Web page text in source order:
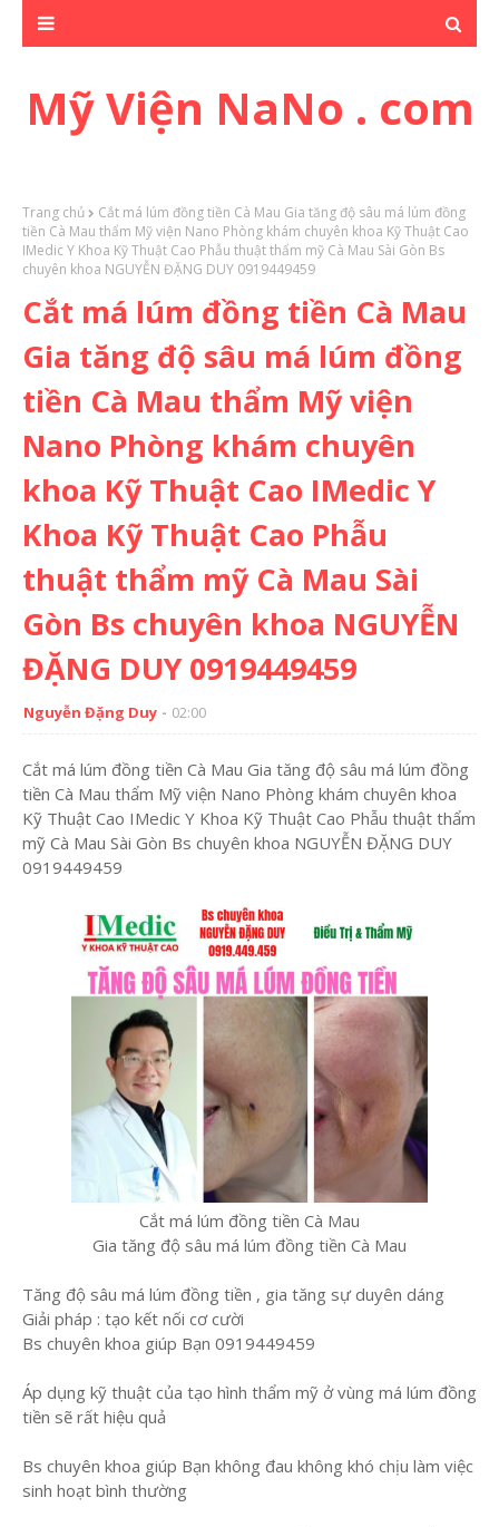
Mỹ Viện NaNo . com
Trang chủ
Cắt má lúm đồng tiền Cà Mau Gia tăng độ sâu má lúm đồng
tiền Cà Mau thẩm Mỹ viện Nano Phòng khám chuyên khoa Kỹ Thuật Cao
IMedic Y Khoa Kỹ Thuật Cao Phẫu thuật thẩm mỹ Cà Mau Sài Gòn Bs
chuyên khoa NGUYỄN ĐẶNG DUY 0919449459
Cắt má lúm đồng tiền Cà Mau
Gia tăng độ sâu má lúm đồng
tiền Cà Mau thẩm Mỹ viện
Nano Phòng khám chuyên
khoa Kỹ Thuật Cao IMedic Y
Khoa Kỹ Thuật Cao Phẫu
thuật thẩm mỹ Cà Mau Sài
Gòn Bs chuyên khoa NGUYỄN
ĐẶNG DUY 0919449459
Nguyễn Đặng Duy 02:00
Cắt má lúm đồng tiền Cà Mau Gia tăng độ sâu má lúm đồng
tiền Cà Mau thẩm Mỹ viện Nano Phòng khám chuyên khoa
Kỹ Thuật Cao IMedic Y Khoa Kỹ Thuật Cao Phẫu thuật thẩm
mỹ Cà Mau Sài Gòn Bs chuyên khoa NGUYỄN ĐẶNG DUY
0919449459
Cắt má lúm đồng tiền Cà Mau
Gia tăng độ sâu má lúm đồng tiền Cà Mau
Tăng độ sâu má lúm đồng tiền , gia tăng sự duyên dáng
Giải pháp : tạo kết nối cơ cười
Bs chuyên khoa giúp Bạn 0919449459
Áp dụng kỹ thuật của tạo hình thẩm mỹ ở vùng má lúm đồng
tiền sẽ rất hiệu quả
Bs chuyên khoa giúp Bạn không đau không khó chịu làm việc
sinh hoạt bình thường